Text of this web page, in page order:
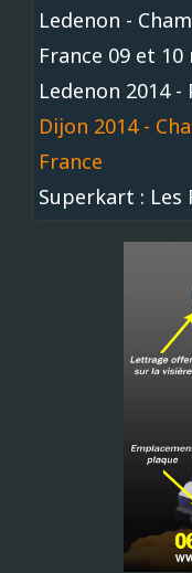
Ledenon -
France 09 et 10
Ledenon 2014
Dijon 2014 -
France
Superkart : Les